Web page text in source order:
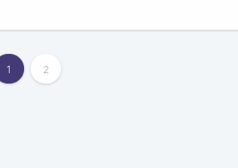
1 2